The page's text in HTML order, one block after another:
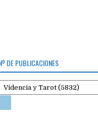
DE PUBLICACIONES